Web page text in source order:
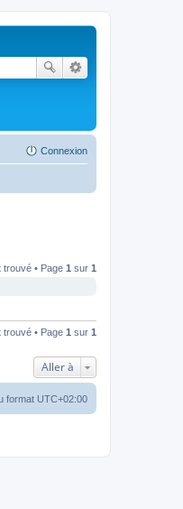
Connexion
trouvé • Page 1 sur 1
trouvé • Page 1 sur 1
Aller à
format UTC+02:00